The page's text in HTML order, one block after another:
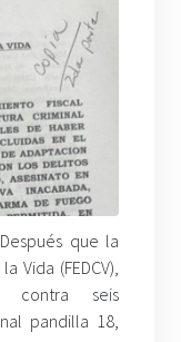
que la
Vida (FEDCV),
contra seis
pandilla 18,